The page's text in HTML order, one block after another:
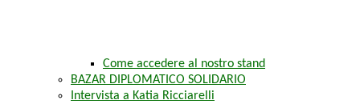
Come accedere al nostro stand
BAZAR DIPLOMATICO SOLIDARIO
Intervista a Katia Ricciarelli